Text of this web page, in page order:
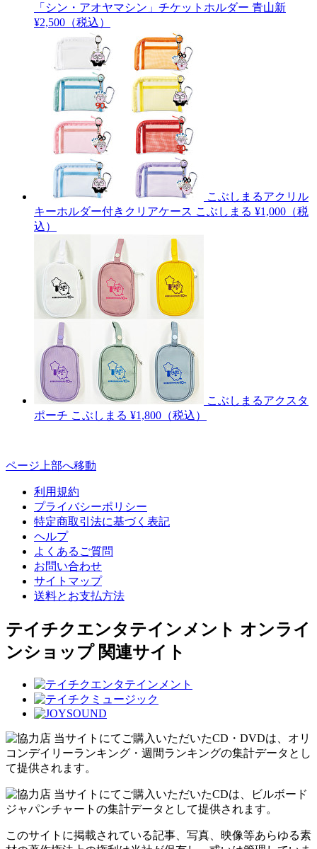
「シン・アオヤマシン」チケットホルダー 青山新
¥2,500（税込）
こぶしまるアクリル
キーホルダー付きクリアケース こぶしまる ¥1,000（税
込）
こぶしまるアクスタ
ポーチ こぶしまる ¥1,800（税込）
ページ上部へ移動
利用規約
プライバシーポリシー
特定商取引法に基づく表記
ヘルプ
よくあるご質問
お問い合わせ
サイトマップ
送料とお支払方法
テイチクエンタテインメント オンライ
ンショップ 関連サイト
当サイトにてご購入いただいたCD・DVDは、オリ
コンデイリーランキング・週間ランキングの集計データとし
て提供されます。
当サイトにてご購入いただいたCDは、ビルボード
ジャパンチャートの集計データとして提供されます。
このサイトに掲載されている記事、写真、映像等あらゆる素